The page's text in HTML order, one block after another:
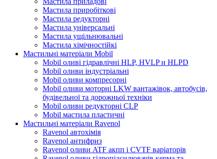
Мастила приробіткові
Мастила редукторні
Мастила універсальні
Мастила ущільнювальні
Мастила хімічностійкі
Мастильні матеріали Mobil
Mobil оливі гідравлічні HLP, HVLP и HLPD
Mobil оливи індустріальні
Mobil оливи компресорні
Mobil оливи моторні LKW вантажівок, автобусів,
будівельної та дорожньої техніки
Mobil оливи редукторні CLP
Mobil мастила пластичні
Мастильні матеріали Ravenol
Ravenol автохімія
Ravenol антифриз
Ravenol оливи ATF акпп і CVTF варіаторів